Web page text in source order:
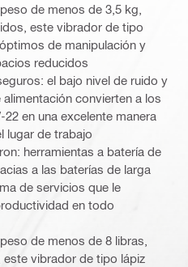
de menos de 3,5 kg,
este vibrador de tipo
de manipulación y
reducidos
el bajo nivel de ruido y
convierten a los
en una excelente manera
lugar de trabajo
herramientas a batería de
a las baterías de larga
de servicios que le
en todo
de menos de 8 libras,
vibrador de tipo lápiz